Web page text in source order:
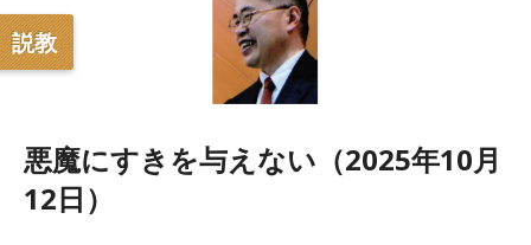
説教
悪魔にすきを与えない（2025年10月
12日）